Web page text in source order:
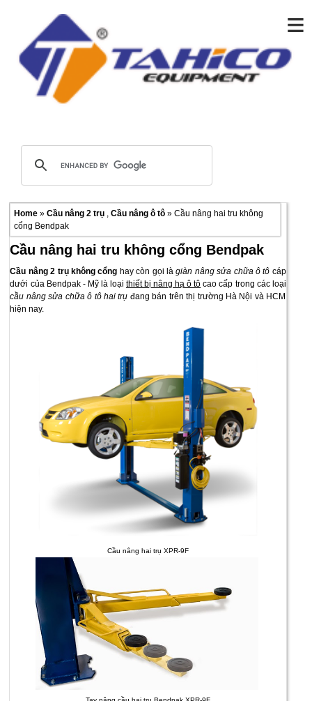
≡
Home»Cầu nâng 2 trụ ,Cầu nâng ô tô» Cầu nâng hai tru không
cổng Bendpak
Cầu nâng hai tru không cổng Bendpak
Cầu nâng 2 trụ không cổng hay còn gọi làgiàn nâng sửa chữa ô tô cáp
dưới của Bendpak - Mỹ là loại thiết bị nâng hạ ô tô cao cấp trong các loại
cầu nâng sửa chữa ô tô hai trụ đang bán trên thị trường Hà Nội và HCM
hiện nay.
Cầu nâng hai trụ XPR-9F